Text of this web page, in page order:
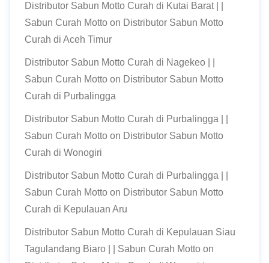
Distributor Sabun Motto Curah di Kutai Barat | |
Sabun Curah Motto on Distributor Sabun Motto
Curah di Aceh Timur
Distributor Sabun Motto Curah di Nagekeo | |
Sabun Curah Motto on Distributor Sabun Motto
Curah di Purbalingga
Distributor Sabun Motto Curah di Purbalingga | |
Sabun Curah Motto on Distributor Sabun Motto
Curah di Wonogiri
Distributor Sabun Motto Curah di Purbalingga | |
Sabun Curah Motto on Distributor Sabun Motto
Curah di Kepulauan Aru
Distributor Sabun Motto Curah di Kepulauan Siau
Tagulandang Biaro | | Sabun Curah Motto on